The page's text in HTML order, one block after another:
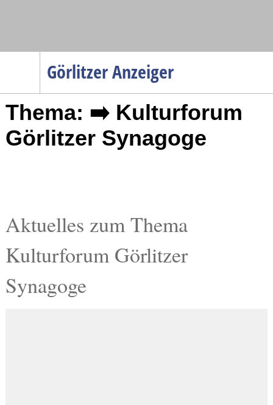
Görlitzer Anzeiger
Menüpunkte
Startseite
Gesellschaft
Gesundheit
Kultur
Termine
Thema: ➡️ Kulturforum
Görlitzer Synagoge
Aktuelles zum Thema
Kulturforum Görlitzer
Synagoge